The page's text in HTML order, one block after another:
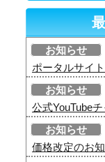
お知らせ
ポータルサイ
お知らせ
公式YouTube
お知らせ
価格改定のお